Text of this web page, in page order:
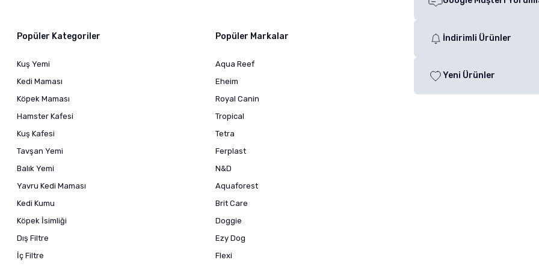
Popüler Kategoriler
Kuş Yemi
Kedi Maması
Köpek Maması
Hamster Kafesi
Kuş Kafesi
Tavşan Yemi
Balık Yemi
Yavru Kedi Maması
Kedi Kumu
Köpek İsimliği
Dış Filtre
İç Filtre
Popüler Markalar
Aqua Reef
Eheim
Royal Canin
Tropical
Tetra
Ferplast
N&D
Aquaforest
Brit Care
Doggie
Ezy Dog
Flexi
İndirimli Ürünler
Yeni Ürünler